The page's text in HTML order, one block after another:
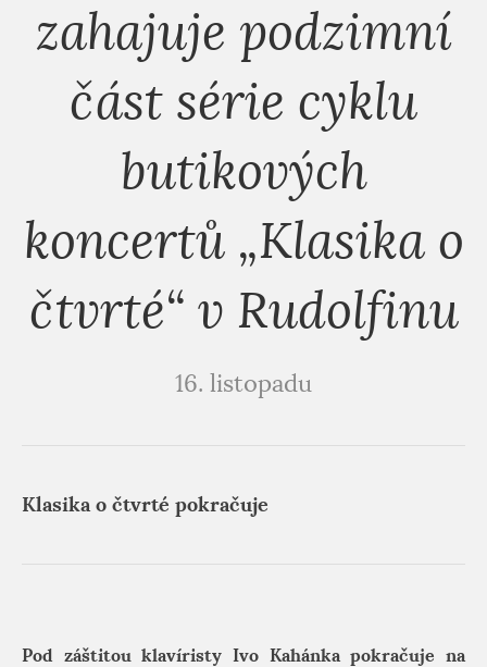
zahajuje podzimní
část série cyklu
butikových
koncertů „Klasika o
čtvrté“ v Rudolfinu
16. listopadu
Klasika o čtvrté pokračuje
Pod záštitou klavíristy Ivo Kahánka pokračuje na